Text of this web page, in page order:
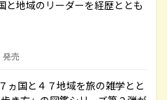
と地域のリーダーを経歴ととも
発売
ヵ国と４７地域を旅の雑学とと